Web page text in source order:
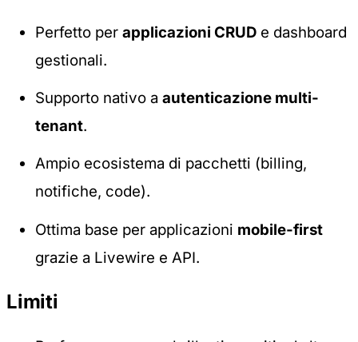
Perfetto perapplicazioni CRUD e dashboard
gestionali.
Supporto nativo aautenticazione multi-
tenant.
Ampio ecosistema di pacchetti (billing,
notifiche, code).
Ottima base per applicazioni mobile-first
grazie a Livewire e API.
Limiti